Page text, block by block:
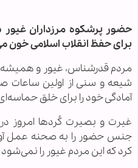
برای حفظ انقلاب ‌اسلامی خون
مردم قدرشناس، غیور و همیشه
شیعه و سنی از اولین ساعات
آمادگی خود را برای خلق
غیرت و بصیرت کُردها امروز
جنس حضور را به صحنه عمل
کرد که این مردم غیور را نمی‌شود